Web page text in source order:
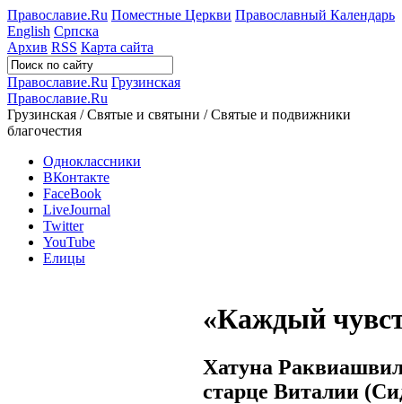
Православие.Ru Поместные Церкви Православный Календарь
English Српска
Архив RSS Карта сайта
Православие.Ru Грузинская
Православие.Ru
Грузинская / Святые и святыни / Святые и подвижники
благочестия
Одноклассники
ВКонтакте
FaceBook
LiveJournal
Twitter
YouTube
Елицы
«Каждый
Хатуна
старце Виталии